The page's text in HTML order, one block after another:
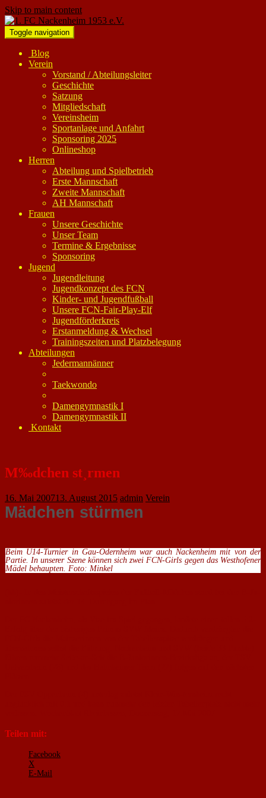
Skip to main content
Toggle navigation
Blog
Verein
Vorstand / Abteilungsleiter
Geschichte
Satzung
Mitgliedschaft
Vereinsheim
Sportanlage und Anfahrt
Sponsoring 2025
Onlineshop
Herren
Abteilung und Spielbetrieb
Erste Mannschaft
Zweite Mannschaft
AH Mannschaft
Frauen
Unsere Geschichte
Unser Team
Termine & Ergebnisse
Sponsoring
Jugend
Jugendleitung
Jugendkonzept des FCN
Kinder- und Jugendfußball
Unsere FCN-Fair-Play-Elf
Jugendförderkreis
Erstanmeldung & Wechsel
Trainingszeiten und Platzbelegung
Abteilungen
Jedermannänner
Taekwondo
Damengymnastik I
Damengymnastik II
Kontakt
M‰dchen st¸rmen
16. Mai 200713. August 2015 admin Verein
Mädchen stürmen
Beim U14-Turnier in Gau-Odernheim war auch Nackenheim mit von der
Partie. In unserer Szene können sich zwei FCN-Girls gegen das Westhofener
Mädel behaupten. Foto: Minkel
Teilen mit:
Facebook
X
E-Mail